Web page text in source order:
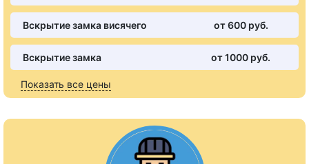
Вскрытие замка висячего от 600 pуб.
Вскрытие замка от 1000 pуб.
Показать все цены